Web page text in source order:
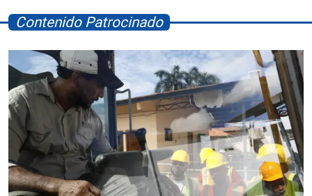
Contenido Patrocinado